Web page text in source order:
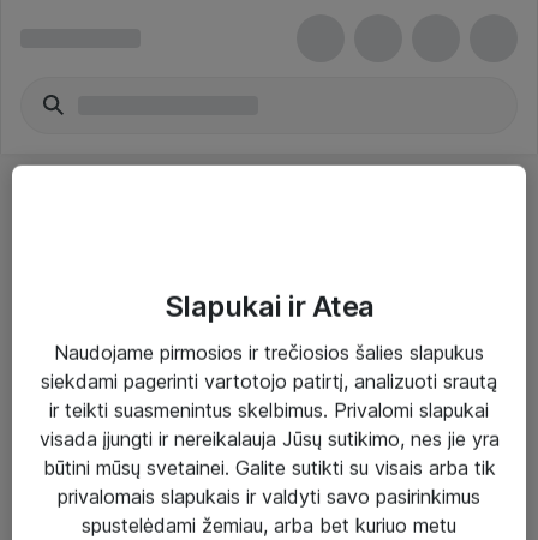
Paslaugos
Sprendimai
Įgyvendinti projektai
Atea ekspertų patarimai verslui
Slapukai ir Atea
Naudojame pirmosios ir trečiosios šalies slapukus
siekdami pagerinti vartotojo patirtį, analizuoti srautą
ir teikti suasmenintus skelbimus. Privalomi slapukai
visada įjungti ir nereikalauja Jūsų sutikimo, nes jie yra
būtini mūsų svetainei. Galite sutikti su visais arba tik
privalomais slapukais ir valdyti savo pasirinkimus
spustelėdami žemiau, arba bet kuriuo metu